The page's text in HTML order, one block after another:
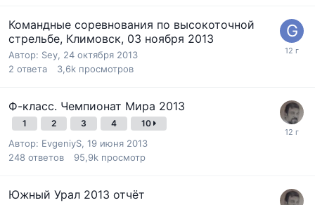
Командные соревнования по высокоточной
стрельбе, Климовск, 03 ноября 2013
Автор: Sey, 24 октября 2013
2 ответа 3,6k просмотров
Ф-класс. Чемпионат Мира 2013
1 2 3 4 10
Автор: EvgeniyS, 19 июня 2013
248 ответов 95,9k просмотр
Южный Урал 2013 отчёт